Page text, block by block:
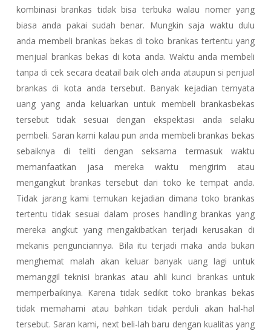
kombinasi brankas tidak bisa terbuka walau nomer yang
biasa anda pakai sudah benar. Mungkin saja waktu dulu
anda membeli brankas bekas di toko brankas tertentu yang
menjual brankas bekas di kota anda. Waktu anda membeli
tanpa di cek secara deatail baik oleh anda ataupun si penjual
brankas di kota anda tersebut. Banyak kejadian ternyata
uang yang anda keluarkan untuk membeli brankasbekas
tersebut tidak sesuai dengan ekspektasi anda selaku
pembeli. Saran kami kalau pun anda membeli brankas bekas
sebaiknya di teliti dengan seksama termasuk waktu
memanfaatkan jasa mereka waktu mengirim atau
mengangkut brankas tersebut dari toko ke tempat anda.
Tidak jarang kami temukan kejadian dimana toko brankas
tertentu tidak sesuai dalam proses handling brankas yang
mereka angkut yang mengakibatkan terjadi kerusakan di
mekanis pengunciannya. Bila itu terjadi maka anda bukan
menghemat malah akan keluar banyak uang lagi untuk
memanggil teknisi brankas atau ahli kunci brankas untuk
memperbaikinya. Karena tidak sedikit toko brankas bekas
tidak memahami atau bahkan tidak perduli akan hal-hal
tersebut. Saran kami, next beli-lah baru dengan kualitas yang